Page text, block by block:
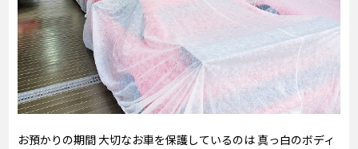
お預かりの期間 大切なお車を保護しているのは 真っ白のボディ